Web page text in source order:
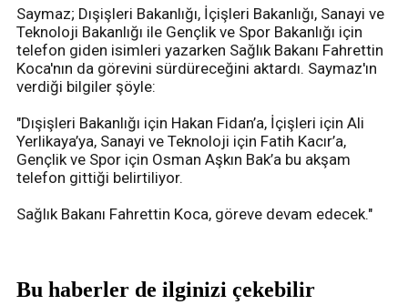
Saymaz; Dışişleri Bakanlığı, İçişleri Bakanlığı, Sanayi ve
Teknoloji Bakanlığı ile Gençlik ve Spor Bakanlığı için
telefon giden isimleri yazarken Sağlık Bakanı Fahrettin
Koca'nın da görevini sürdüreceğini aktardı. Saymaz'ın
verdiği bilgiler şöyle:
"Dışişleri Bakanlığı için Hakan Fidan’a, İçişleri için Ali
Yerlikaya’ya, Sanayi ve Teknoloji için Fatih Kacır’a,
Gençlik ve Spor için Osman Aşkın Bak’a bu akşam
telefon gittiği belirtiliyor.
Sağlık Bakanı Fahrettin Koca, göreve devam edecek."
Bu haberler de ilginizi çekebilir